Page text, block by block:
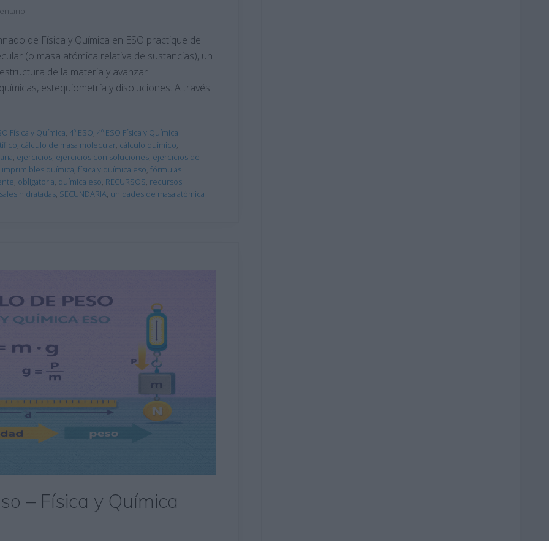
de Física y Química en ESO practique de
(o masa atómica relativa de sustancias), un
de la materia y avanzar
estequiometría y disoluciones. A través
Física y Química, 4º ESO, 4º ESO Física y Química
, cálculo de masa molecular, cálculo químico,
, ejercicios, ejercicios con soluciones, ejercicios de
imprimibles química, física y química eso, fórmulas
, obligatoria, química eso, RECURSOS, recursos
sales hidratadas, SECUNDARIA, unidades de masa atómica
– Física y Química